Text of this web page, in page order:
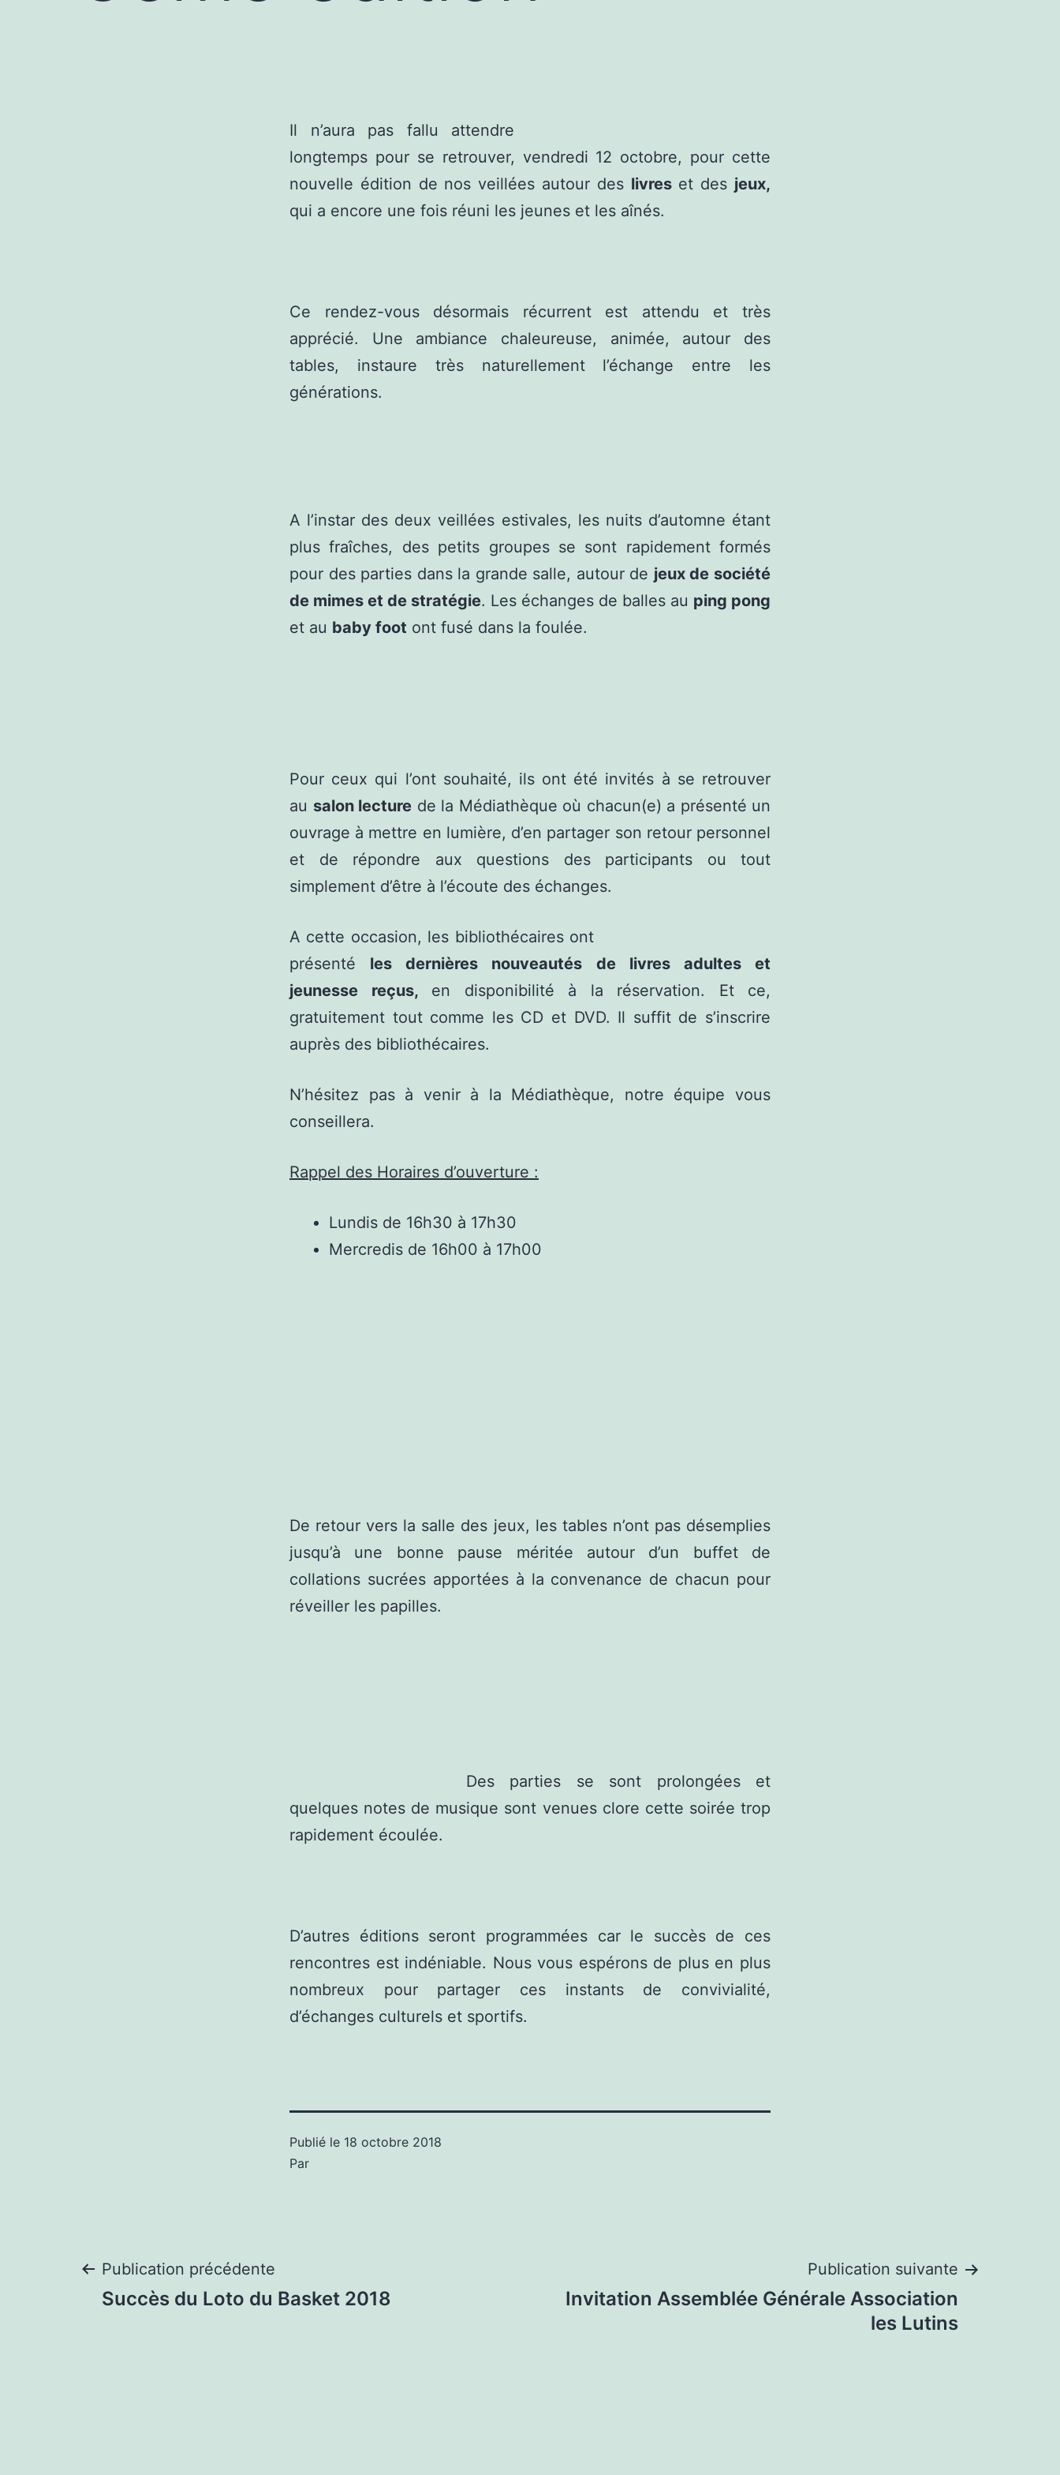
Il n’aura pas fallu attendre
longtemps pour se retrouver, vendredi 12 octobre, pour cette
nouvelle édition de nos veillées autour des livreset des jeux,
qui a encore une fois réuni les jeunes et les aînés.
Ce rendez-vous désormais récurrent est attendu et très
apprécié. Une ambiance chaleureuse, animée, autour des
tables, instaure très naturellement l’échange entre les
générations.
A l’instar des deux veillées estivales, les nuits d’automne étant
plus fraîches, des petits groupes se sont rapidement formés
pour des parties dans la grande salle, autour de jeux de société
de mimes et de stratégie. Les échanges de balles au ping pong
et au baby foot ont fusé dans la foulée.
Pour ceux qui l’ont souhaité, ils ont été invités à se retrouver
au salon lecture de la Médiathèque où chacun(e) a présenté un
ouvrage à mettre en lumière, d’en partager son retour personnel
et de répondre aux questions des participants ou tout
simplement d’être à l’écoute des échanges.
A cette occasion, les bibliothécaires ont
présenté les dernières nouveautés de livres adultes et
jeunesse reçus, en disponibilité à la réservation. Et ce,
gratuitement tout comme les CD et DVD. Il suffit de s’inscrire
auprès des bibliothécaires.
N’hésitez pas à venir à la Médiathèque, notre équipe vous
conseillera.
Rappel des Horaires d’ouverture :
Lundis de 16h30 à 17h30
Mercredis de 16h00 à 17h00
De retour vers la salle des jeux, les tables n’ont pas désemplies
jusqu’à une bonne pause méritée autour d’un buffet de
collations sucrées apportées à la convenance de chacun pour
réveiller les papilles.
Des parties se sont prolongées et
quelques notes de musique sont venues clore cette soirée trop
rapidement écoulée.
D’autres éditions seront programmées car le succès de ces
rencontres est indéniable. Nous vous espérons de plus en plus
nombreux pour partager ces instants de convivialité,
d’échanges culturels et sportifs.
Publié le 18 octobre 2018
Par
Navigation
Publication précédente
Succès du Loto du Basket 2018
Publication suivante
Invitation Assemblée Générale Association
les Lutins